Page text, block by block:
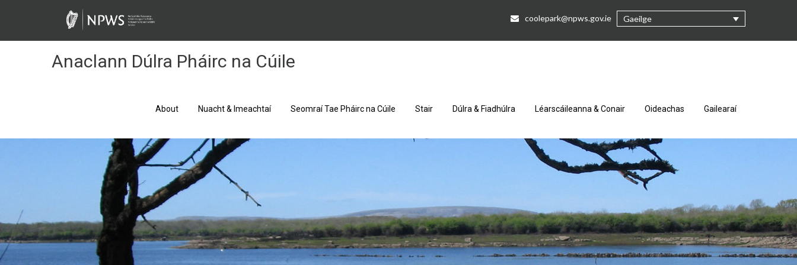
coolepark@npws.gov.ie Gaeilge
Anaclann Dúlra Pháirc na Cúile
About Nuacht & Imeachtaí Seomraí Tae Pháirc na Cúile Stair Dúlra & Fiadhúlra Léarscáileanna & Conair Oideachas Gailearaí